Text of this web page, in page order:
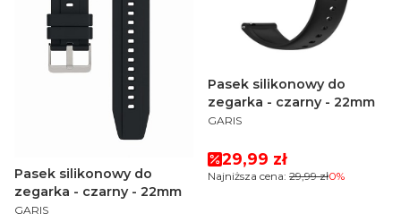
Pasek silikonowy do
zegarka - czarny - 22mm
PRODUCENT
GARIS
Pasek silikonowy do
zegarka - czarny - 22mm
PRODUCENT
GARIS
Cena promocyjna
29,99 zł
Najniższa cena: 29,99 zł0%